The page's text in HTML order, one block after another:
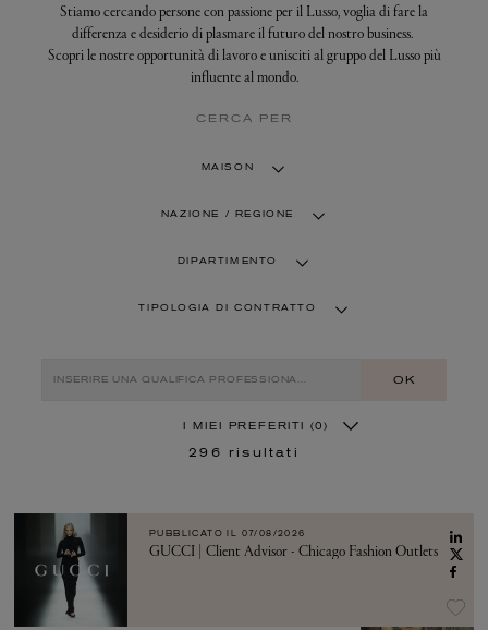
FINANCE
MEDIA
Stiamo cercando persone con passione per il Lusso, voglia di fare la
differenza e desiderio di plasmare il futuro del nostro business.
Scopri le nostre opportunità di lavoro e unisciti al gruppo del Lusso più
influente al mondo.
CERCA PER
MAISON
NAZIONE / REGIONE
DIPARTIMENTO
TIPOLOGIA DI CONTRATTO
OK
I MIEI PREFERITI (0)
296 risultati
PUBBLICATO IL 07/08/2026
GUCCI | Client Advisor - Chicago Fashion Outlets